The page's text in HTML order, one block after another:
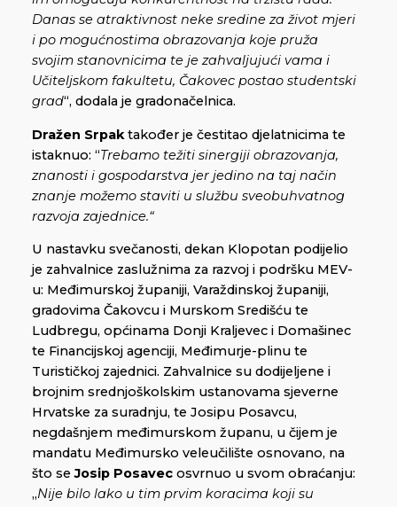
Danas se atraktivnost neke sredine za život mjeri
i po mogućnostima obrazovanja koje pruža
svojim stanovnicima te je zahvaljujući vama i
Učiteljskom fakultetu, Čakovec postao studentski
grad“, dodala je gradonačelnica.
Dražen Srpak također je čestitao djelatnicima te
istaknuo: “Trebamo težiti sinergiji obrazovanja,
znanosti i gospodarstva jer jedino na taj način
znanje možemo staviti u službu sveobuhvatnog
razvoja zajednice.“
U nastavku svečanosti, dekan Klopotan podijelio
je zahvalnice zaslužnima za razvoj i podršku MEV-
u: Međimurskoj županiji, Varaždinskoj županiji,
gradovima Čakovcu i Murskom Središću te
Ludbregu, općinama Donji Kraljevec i Domašinec
te Financijskoj agenciji, Međimurje-plinu te
Turističkoj zajednici. Zahvalnice su dodijeljene i
brojnim srednjoškolskim ustanovama sjeverne
Hrvatske za suradnju, te Josipu Posavcu,
negdašnjem međimurskom županu, u čijem je
mandatu Međimursko veleučilište osnovano, na
što seJosip Posavec osvrnuo u svom obraćanju:
„Nije bilo lako u tim prvim koracima koji su